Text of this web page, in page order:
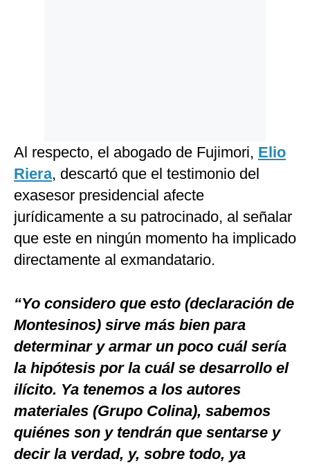
Al respecto, el abogado de Fujimori, Elio
Riera, descartó que el testimonio del
exasesor presidencial afecte
jurídicamente a su patrocinado, al señalar
que este en ningún momento ha implicado
directamente al exmandatario.
“Yo considero que esto (declaración de
Montesinos) sirve más bien para
determinar y armar un poco cuál sería
la hipótesis por la cuál se desarrollo el
ilícito. Ya tenemos a los autores
materiales (Grupo Colina), sabemos
quiénes son y tendrán que sentarse y
decir la verdad, y, sobre todo, ya